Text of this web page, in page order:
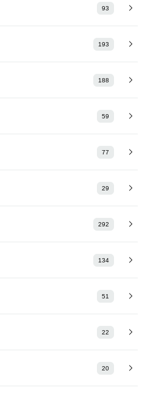
93
193
188
59
77
29
292
134
51
22
20